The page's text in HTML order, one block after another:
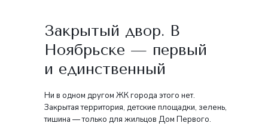
Ни в одном другом ЖК города этого нет.
Закрытая территория, детские площадки, зелень,
тишина — только для жильцов Дом Первого.
Закрытый двор. В
Ноябрьске — первый
и единственный